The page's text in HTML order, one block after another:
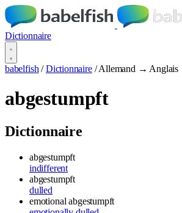
Dictionnaire
babelfish / Dictionnaire / Allemand → Anglais
abgestumpft
Dictionnaire
abgestumpft
indifferent
abgestumpft
dulled
emotional abgestumpft